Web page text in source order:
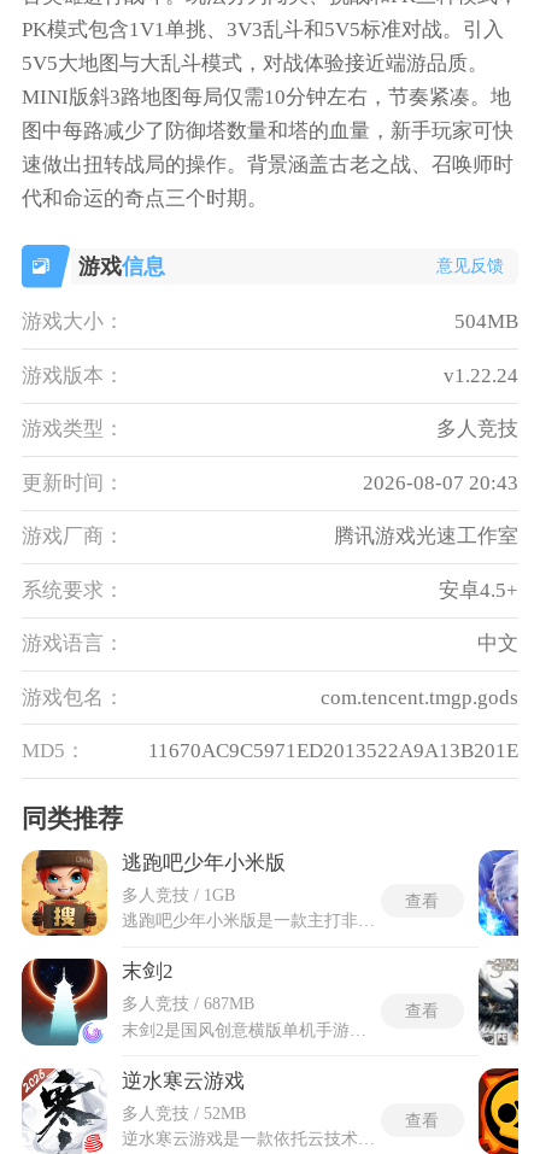
PK模式包含1V1单挑、3V3乱斗和5V5标准对战。引入
5V5大地图与大乱斗模式，对战体验接近端游品质。
MINI版斜3路地图每局仅需10分钟左右，节奏紧凑。地
图中每路减少了防御塔数量和塔的血量，新手玩家可快
速做出扭转战局的操作。背景涵盖古老之战、召唤师时
代和命运的奇点三个时期。
游戏信息 意见反馈
游戏大小： 504MB
游戏版本： v1.22.24
游戏类型： 多人竞技
更新时间： 2026-08-07 20:43
游戏厂商： 腾讯游戏光速工作室
系统要求： 安卓4.5+
游戏语言： 中文
游戏包名： com.tencent.tmgp.gods
MD5： 11670AC9C5971ED2013522A9A13B201E
同类推荐
逃跑吧少年小米版
多人竞技 / 1GB
查看
末剑2
多人竞技 / 687MB
查看
逆水寒云游戏
多人竞技 / 52MB
逆水寒云游戏是一款依托云技术打造的武侠题材开放世界游戏，以北宋末年为背景，构建出一个鲜活立体的江湖世界。逆水寒云游戏依托云端技术，小包体、免下载、免更新，低配设备也能流畅跑满高画质与高帧率，数据与手游互通，支持手机、网页、PC 多端随时畅玩，以低门槛体验完整开放武侠世界，低延迟、高沉浸，随时随地闯荡 "会呼吸的江湖"。玩家将以江湖新秀的身份踏入这片天地，在自由探索中邂逅奇遇，与各类角色产生交集，解锁跌宕起伏的剧情故事，兼顾热血战斗与休闲体验，无论是偏爱闯荡厮杀，还是喜欢闲情雅致的江湖生活，都能找到属于自己的玩法，感受独有的武侠韵味与乐趣。
查看